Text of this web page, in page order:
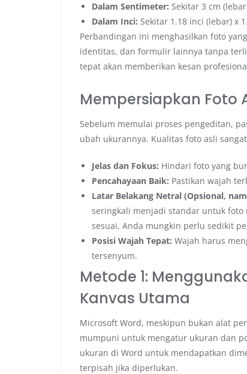
Dalam Sentimeter: Sekitar 3 cm
Dalam Inci: Sekitar 1.18 inci (lebar) x
Perbandingan ini menghasilkan foto
identitas, dan formulir lainnya tanpa
tepat akan memberikan kesan
Mempersiapkan Foto
Sebelum memulai proses pengeditan,
ubah ukurannya. Kualitas foto asli
Jelas dan Fokus: Hindari foto yang
Pencahayaan Baik: Pastikan wajah
Latar Belakang Netral (Opsional,
seringkali menjadi standar untuk foto
sesuai, Anda mungkin perlu sedikit
Posisi Wajah Tepat: Wajah harus
tersenyum.
Metode 1:
Kanvas Utama
Microsoft Word, meskipun bukan alat
mumpuni untuk mengatur ukuran dan
ukuran di Word untuk mendapatkan
terpisah jika diperlukan.